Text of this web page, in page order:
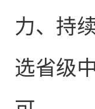
力、持
选省级